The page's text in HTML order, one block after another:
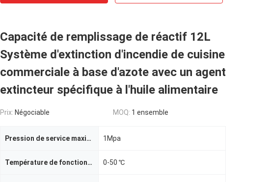
Capacité de remplissage de réactif 12L
Système d'extinction d'incendie de cuisine
commerciale à base d'azote avec un agent
extincteur spécifique à l'huile alimentaire
Prix: Négociable MOQ: 1 ensemble
Pression de service maximale de l'appareil 1Mpa
Température de fonctionnement 0-50 ℃